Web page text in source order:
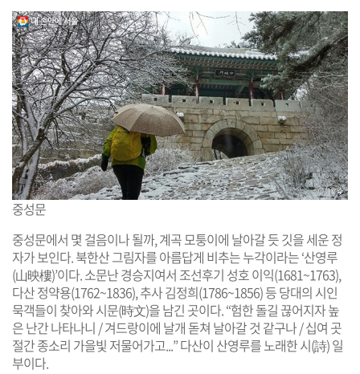
중성문
중성문에서 몇 걸음이나 될까, 계곡 모퉁이에 날아갈 듯 깃을 세운 정
자가 보인다. 북한산 그림자를 아름답게 비추는 누각이라는 ‘산영루
(山映樓)’이다. 소문난 경승지여서 조선후기 성호 이익(1681~1763),
다산 정약용(1762~1836), 추사 김정희(1786~1856) 등 당대의 시인
묵객들이 찾아와 시문(時文)을 남긴 곳이다. “험한 돌길 끊어지자 높
은 난간 나타나니 / 겨드랑이에 날개 돋쳐 날아갈 것 같구나 / 십여 곳
절간 종소리 가을빛 저물어가고...” 다산이 산영루를 노래한 시(詩) 일
부이다.